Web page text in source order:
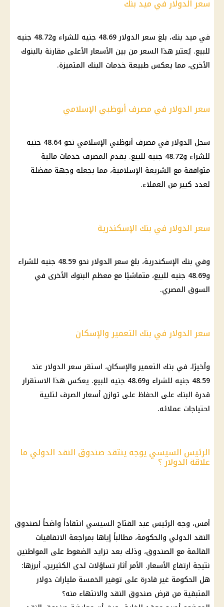
سعر الدولار في ميد بنك
في ميد بنك، بلغ سعر الدولار
48.69 جنيه للشراء و48.72 جنيه
للبيع. يُعتبر هذا السعر من بين الأسعارالأعلى مقارنة بالبنوك
الأخرى، مما يعكس طبيعة خدمات البنك المتميزة.
سعر الدولار في مصرف أبوظبي الإسلامي
سجل الدولار
في مصرف أبوظبي الإسلامي نحو 48.64 جنيه
للشراء و48.72 جنيه للبيع. يقدم المصرف خدمات
مالية
متوافقة مع الشريعة الإسلامية، مما يجعله وجهة مفضلة
لعدد كبير من العملاء.
سعر الدولار في بنك الإسكندرية
وفي بنك الإسكندرية، بلغ سعر الدولار
نحو 48.59 جنيه للشراء
و48.69 جنيه للبيع، متماشيًا مع معظم
البنوك الأخرى في
السوق المصري.
سعر الدولار في بنك التعمير والإسكان
وأخيرًا، في بنك التعمير والإسكان، استقرسعر الدولارعند
48.59 جنيه للشراء و48.69 جنيه للبيع. يعكس هذا الاستقرار
قدرة البنك على الحفاظ على توازن أسعار الصرف لتلبية
احتياجات عملائه.
الرئيس السيسي يوجه ينتقد صندوق النقد الدولي ما
علاقة الدولار ؟
أمس، وجه الرئيس عبد الفتاح السيسي انتقاداً واضحاً لصندوق
النقد الدولي والحكومة، مطالباً إياها بمراجعة الاتفاقيات
القائمة مع الصندوق، وذلك بعد تزايد الضغوط على المواطنين
نتيجة ارتفاع الأسعار. الأمر أثار تساؤلات لدى الكثيرين، أبرزها:
هل الحكومة غير قادرة على توفيرالخمسة مليارات دولار
المتبقية من قرض صندوق النقد والانتهاء منه؟